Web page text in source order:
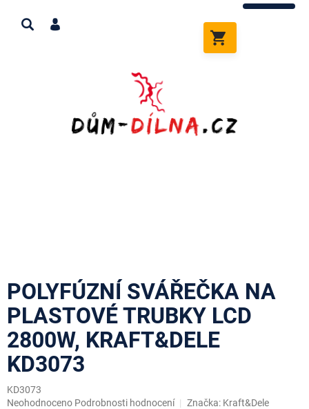
obsah
KOŠÍK
POLYFÚZNÍ SVÁŘEČKA NA
PLASTOVÉ TRUBKY LCD
2800W, KRAFT&DELE
KD3073
KD3073
Průměrné
Neohodnoceno Podrobnosti hodnocení Značka: Kraft&Dele